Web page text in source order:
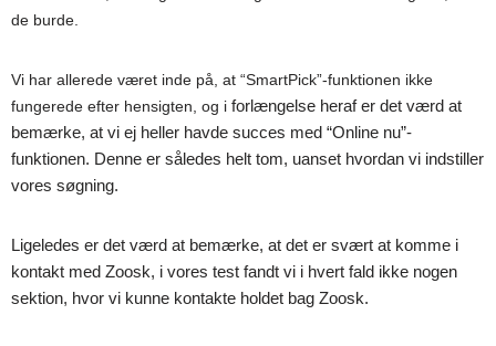
de burde.
Vi har allerede været inde på, at “SmartPick”-funktionen ikke
fungerede efter hensigten, og i forlængelse heraf er det værd at
bemærke, at vi ej heller havde succes med “Online nu”-
funktionen. Denne er således helt tom, uanset hvordan vi indstiller
vores søgning.
Ligeledes er det værd at bemærke, at det er svært at komme i
kontakt med Zoosk, i vores test fandt vi i hvert fald ikke nogen
sektion, hvor vi kunne kontakte holdet bag Zoosk.